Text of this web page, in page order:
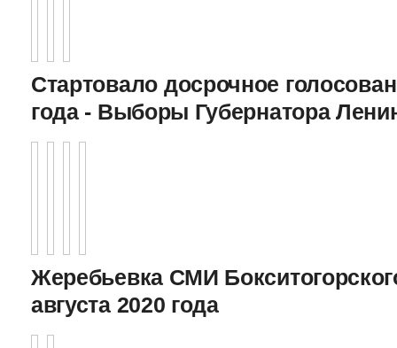
Стартовало досрочное
года - Выборы Губернатора
Жеребьевка СМИ
августа 2020 года